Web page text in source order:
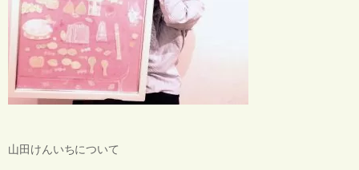
山田けんいちについて